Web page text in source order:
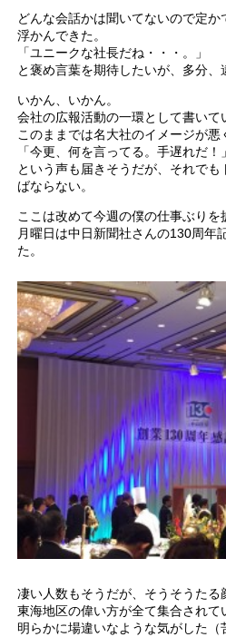
どんな会話かは聞いてないので定
浮かんできた。
「ユニークな社長だね・・・。」
と褒め言葉を期待したいが、多分、
いかん、いかん。
会社の広報活動の一環として書いて
このままでは名大社のイメージが悪
「今更、何を言ってる。手遅れだ！」
という声も届きそうだが、それで
ばならない。
ここは改めて今週の僕の仕事ぶりを
月曜日は中日新聞社さんの130周年
た。
凄い人数もそうだが、そうそうたる
東海地区の偉い方が全て集合されて
明らかに場違いなような気がした（